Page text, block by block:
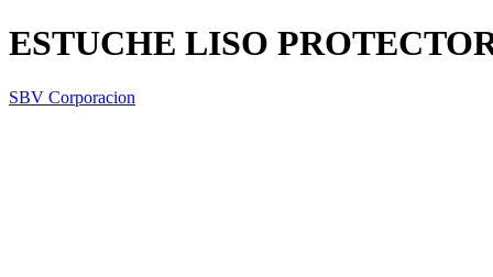
ESTUCHE LISO
SBV Corporacion